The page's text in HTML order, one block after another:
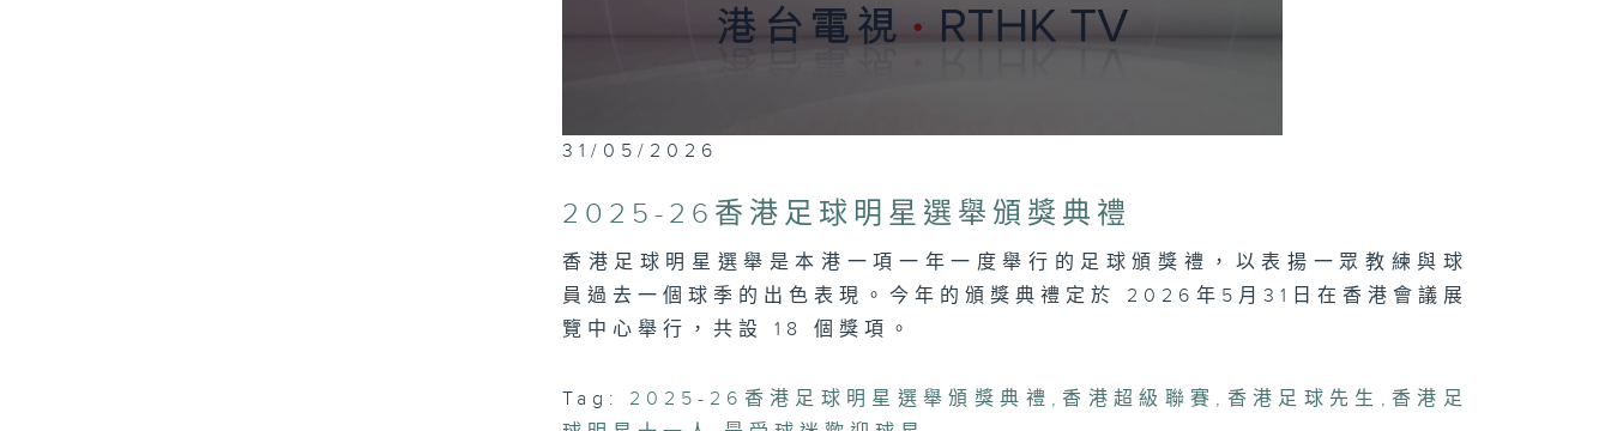
31/05/2026
2025-26香港足球明星選舉頒獎典禮
香港足球明星選舉是本港一項一年一度舉行的足球頒獎禮，以表揚一眾教練與球
員過去一個球季的出色表現。今年的頒獎典禮定於 2026年5月31日在香港會議展
覽中心舉行，共設 18 個獎項。
Tag: 2025-26香港足球明星選舉頒獎典禮 , 香港超級聯賽 , 香港足球先生 , 香港足